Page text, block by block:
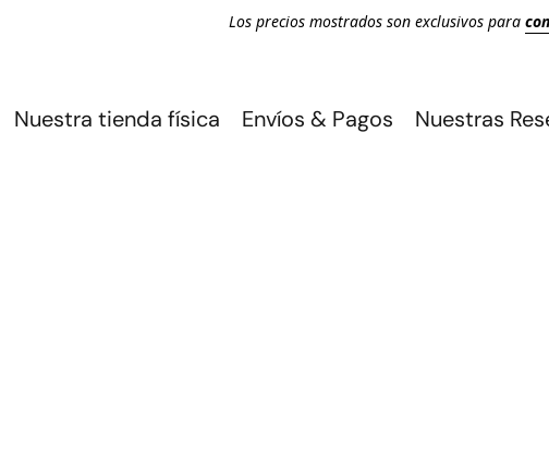
Los precios mostrados son exclusivos para
Nuestra tienda física Envíos & Pagos Nuestras